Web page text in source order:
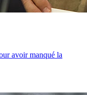
avoir manqué la